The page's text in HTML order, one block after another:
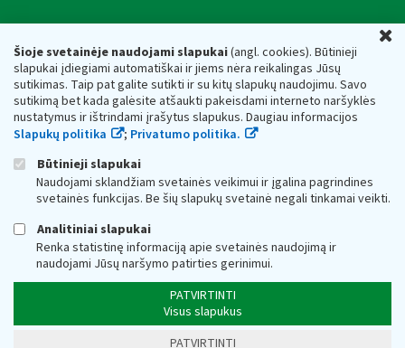
Šioje svetainėje naudojami slapukai(angl. cookies). Būtinieji
slapukai įdiegiami automatiškai ir jiems nėra reikalingas Jūsų
sutikimas. Taip pat galite sutikti ir su kitų slapukų naudojimu. Savo
sutikimą bet kada galėsite atšaukti pakeisdami interneto naršyklės
nustatymus ir ištrindami įrašytus slapukus. Daugiau informacijos
Slapukų politika
; Privatumo politika.
Būtinieji slapukai
Naudojami sklandžiam svetainės veikimui ir įgalina pagrindines
svetainės funkcijas. Be šių slapukų svetainė negali tinkamai veikti.
Analitiniai slapukai
Renka statistinę informaciją apie svetainės naudojimą ir
naudojami Jūsų naršymo patirties gerinimui.
PATVIRTINTI
Visus slapukus
PATVIRTINTI
Respublikos finansų ministerijos
Biudžetinė įstaiga. Juridinio asmens kodas — 188659752,
adresas: Vasario 16-osios g. 14, 01107 Vilnius, Lietuva, el.paštas:
vmi@vmi.lt, E. pristatymo dėžutės adresas 188659752
Duomenys apie Valstybinę mokesčių inspekciją prie Lietuvos
Respublikos finansų ministerijos kaupiami ir saugomi Juridinių